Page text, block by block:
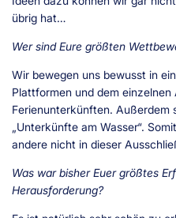
übrig hat…
Wer sind Eure größten
Wir bewegen uns bewusst in
Plattformen und dem einzelnen
Ferienunterkünften. Außerdem
„Unterkünfte am Wasser“.
andere nicht in dieser
Was war bisher Euer größtes
Herausforderung?